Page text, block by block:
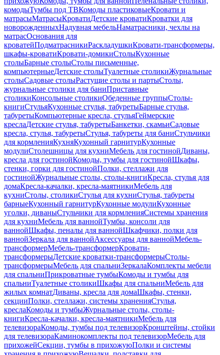
комодыТумбы под ТВКомоды пластиковыеКровати и
матрасыМатрасыКроватиДетские кроватиКроватки для
новорожденныхНадувная мебельНаматрасники, чехлы на
матрасОснования для
кроватейПодматрасникиРаскладушкиКровати-трансформеры,
шкафы-кроватиКровати-домикиСтолыКухонные
столыБарные столыСтолы письменные,
компьютерныеДетские столыТуалетные столикиЖурнальные
столыСадовые столыРастущие столы и партыСтолы,
журнальные столики для баниПриставные
столикиКонсольные столикиОбеденные группыСтолы-
книгиСтульяКухонные стулья, табуретыБарные стулья,
табуретыКомпьютерные кресла, стульяГеймерские
креслаДетские стулья, табуретыБанкетки, скамьиСадовые
кресла, стулья, табуретыСтулья, табуреты для баниСтульчики
для кормленияКухняКухонный гарнитурКухонные
модулиСтолешницы для кухниМебель для гостинойДиваны,
кресла для гостинойКомоды, тумбы для гостинойШкафы,
стенки, горки для гостинойПолки, стеллажи для
гостинойЖурнальные столы, столы-книгиКресла, стулья для
домаКресла-качалки, кресла-маятникиМебель для
кухниСтолы, столикиСтулья для кухниСтулья, табуреты
барныеКухонный гарнитурКухонные модулиКухонные
уголки, диваныСтульчики для кормленияСистемы хранения
для кухниМебель для ваннойТумбы, консоли для
ваннойШкафы, пеналы для ваннойШкафчики, полки для
ваннойЗеркала для ваннойАксессуары для ваннойМебель-
трансформерМебель-трансформерКровати-
трансформерыДетские кроватки-трансформерыСтолы-
трансформерыМебель для спальниЗеркалаКомплекты мебели
для спальниПрикроватные тумбыКомоды и тумбы для
спальниТуалетные столикиШкафы для спальниМебель для
жилых комнатДиваны, кресла для домаШкафы, стенки,
секцииПолки, стеллажи, системы храненияСтулья,
креслаКомоды и тумбыЖурнальные столы, столы-
книгиКресла-качалки, кресла-маятникиМебель для
телевизораКомоды, тумбы под телевизорКронштейны, стойки
для телевизораКаминокомплекты под телевизорМебель для
прихожейСекции, тумбы в прихожуюПолки и системы